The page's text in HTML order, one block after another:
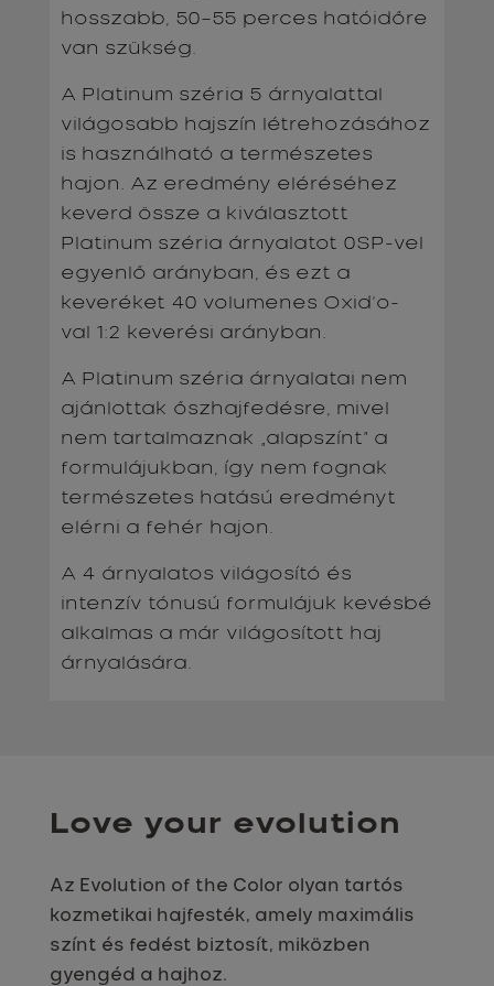
hosszabb, 50–55 perces hatóidőre
van szükség.
A Platinum széria 5 árnyalattal
világosabb hajszín létrehozásához
is használható a természetes
hajon. Az eredmény eléréséhez
keverd össze a kiválasztott
Platinum széria árnyalatot 0SP-vel
egyenlő arányban, és ezt a
keveréket 40 volumenes Oxid’o-
val 1:2 keverési arányban.
A Platinum széria árnyalatai nem
ajánlottak őszhajfedésre, mivel
nem tartalmaznak „alapszínt” a
formulájukban, így nem fognak
természetes hatású eredményt
elérni a fehér hajon.
A 4 árnyalatos világosító és
intenzív tónusú formulájuk kevésbé
alkalmas a már világosított haj
árnyalására.
Love your evolution
Az Evolution of the Color olyan tartós
kozmetikai hajfesték, amely maximális
színt és fedést biztosít, miközben
gyengéd a hajhoz.